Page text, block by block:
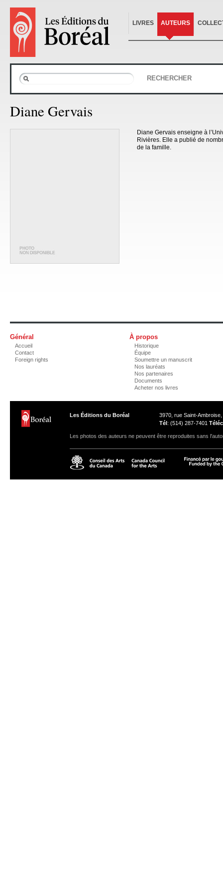
LIVRES AUTEURS
RECHERCHER
Diane Gervais
Diane Gervais enseigne à
Rivières. Elle a publié de
de la famille.
Général
Accueil
Contact
Foreign rights
À propos
Historique
Équipe
Soumettre un manuscrit
Nos lauréats
Nos partenaires
Documents
Acheter nos livres
Les Éditions du Boréal
3970, rue Saint-
Tél: (514) 287-7401 Téléc
Les photos des auteurs ne peuvent être reproduites sans